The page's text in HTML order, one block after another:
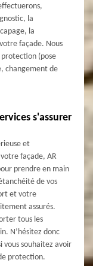
la
la
façade. Nous
(pose
changement de
s'assurer
et
façade, AR
prendre en main
de vos
et votre
assurés.
tous les
N’hésitez donc
vous souhaitez avoir
protection.